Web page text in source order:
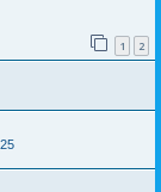
1 2